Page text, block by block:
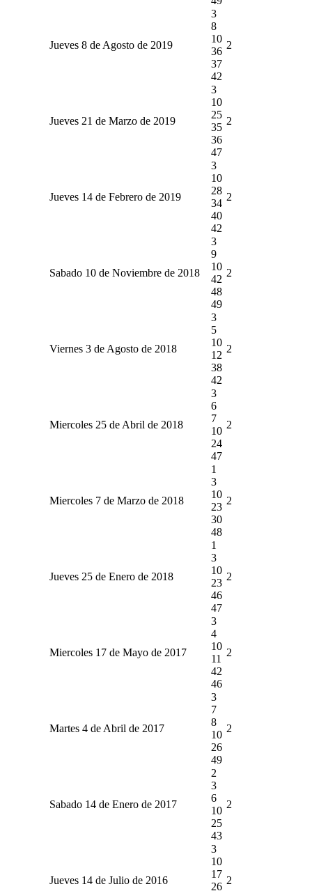
Jueves 8 de Agosto de 2019
3
8
10
36
37
42
2
Jueves 21 de Marzo de 2019
3
10
25
35
36
47
2
Jueves 14 de Febrero de 2019
3
10
28
34
40
42
2
Sabado 10 de Noviembre de 2018
3
9
10
42
48
49
2
Viernes 3 de Agosto de 2018
3
5
10
12
38
42
2
Miercoles 25 de Abril de 2018
3
6
7
10
24
47
2
Miercoles 7 de Marzo de 2018
1
3
10
23
30
48
2
Jueves 25 de Enero de 2018
1
3
10
23
46
47
2
Miercoles 17 de Mayo de 2017
3
4
10
11
42
46
2
Martes 4 de Abril de 2017
3
7
8
10
26
49
2
Sabado 14 de Enero de 2017
2
3
6
10
25
43
2
Jueves 14 de Julio de 2016
3
10
17
26
2